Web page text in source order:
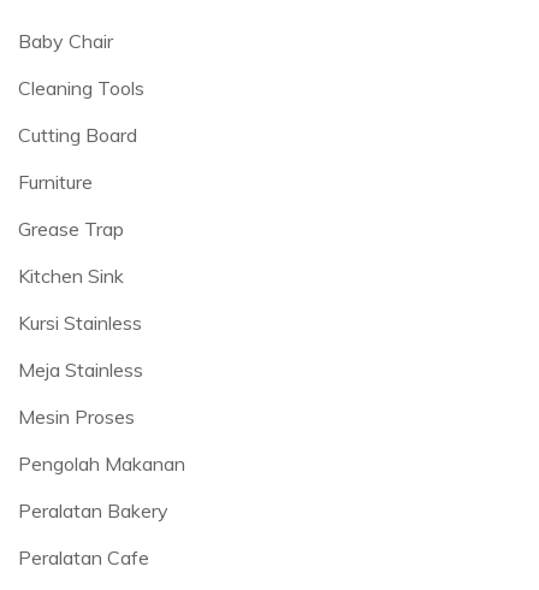
Baby Chair
Cleaning Tools
Cutting Board
Furniture
Grease Trap
Kitchen Sink
Kursi Stainless
Meja Stainless
Mesin Proses
Pengolah Makanan
Peralatan Bakery
Peralatan Cafe